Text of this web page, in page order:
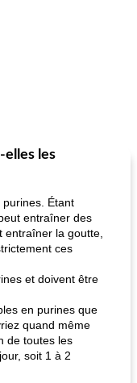
elles les
Étant
entraîner des
entraîner la goutte,
ces
et doivent être
en purines que
quand même
de toutes les
soit 1 à 2